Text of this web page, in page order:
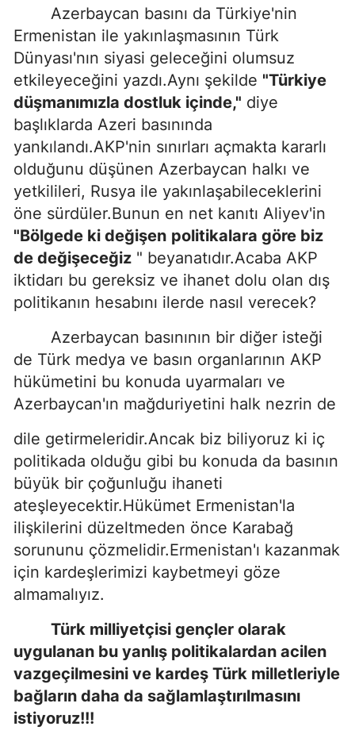
Azerbaycan basını da Türkiye'nin
Ermenistan ile yakınlaşmasının Türk
Dünyası'nın siyasi geleceğini olumsuz
etkileyeceğini yazdı.Aynı şekilde "Türkiye
düşmanımızla dostluk içinde," diye
başlıklarda Azeri basınında
yankılandı.AKP'nin sınırları açmakta kararlı
olduğunu düşünen Azerbaycan halkı ve
yetkilileri, Rusya ile yakınlaşabileceklerini
öne sürdüler.Bunun en net kanıtı Aliyev'in
"Bölgede ki değişen politikalara göre biz
de değişeceğiz " beyanatıdır.Acaba AKP
iktidarı bu gereksiz ve ihanet dolu olan dış
politikanın hesabını ilerde nasıl verecek?
Azerbaycan basınının bir diğer isteği
de Türk medya ve basın organlarının AKP
hükümetini bu konuda uyarmaları ve
Azerbaycan'ın mağduriyetini halk nezrin de
dile getirmeleridir.Ancak biz biliyoruz ki iç
politikada olduğu gibi bu konuda da basının
büyük bir çoğunluğu ihaneti
ateşleyecektir.Hükümet Ermenistan'la
ilişkilerini düzeltmeden önce Karabağ
sorununu çözmelidir.Ermenistan'ı kazanmak
için kardeşlerimizi kaybetmeyi göze
almamalıyız.
Türk milliyetçisi gençler olarak
uygulanan bu yanlış politikalardan acilen
vazgeçilmesini ve kardeş Türk milletleriyle
bağların daha da sağlamlaştırılmasını
istiyoruz!!!